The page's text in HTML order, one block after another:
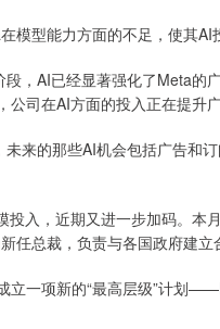
模型能力方面的不足，使其
，AI已经显著强化了Meta
司在AI方面的投入正在提升
来的那些AI机会包括广告和
入，近期又进一步加码。本
任总裁，负责与各国政府建
立一项新的“最高层级”计划